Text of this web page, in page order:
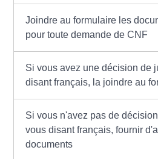
Joindre au formulaire les
pour toute demande de CNF
Si vous avez une décision de
disant français, la joindre au
Si vous n'avez pas de
vous disant français, fournir
documents